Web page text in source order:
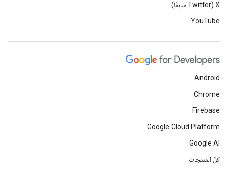
‫X ‏(Twitter سابقًا)
YouTube
Android
Chrome
Firebase
Google Cloud Platform
Google AI
كلّ المنتجات